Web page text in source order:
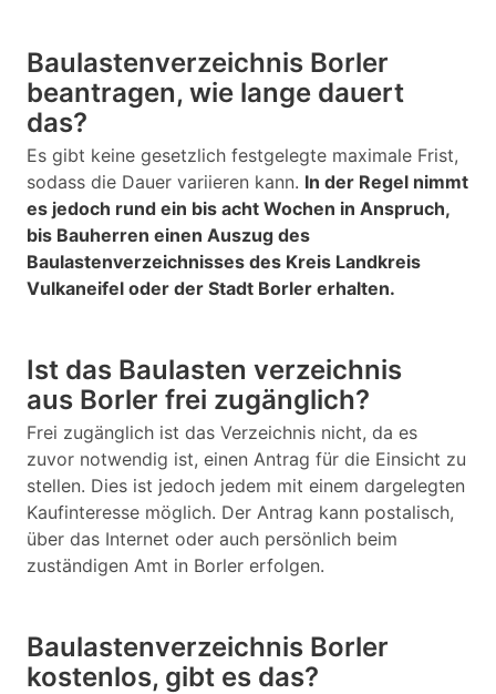
Baulastenverzeichnis Borler
beantragen, wie lange dauert
das?
Es gibt keine gesetzlich festgelegte maximale Frist,
sodass die Dauer variieren kann. In der Regel nimmt
es jedoch rund ein bis acht Wochen in Anspruch,
bis Bauherren einen Auszug des
Baulastenverzeichnisses des Kreis Landkreis
Vulkaneifel oder der Stadt Borler erhalten.
Ist das Baulasten verzeichnis
aus Borler frei zugänglich?
Frei zugänglich ist das Verzeichnis nicht, da es
zuvor notwendig ist, einen Antrag für die Einsicht zu
stellen. Dies ist jedoch jedem mit einem dargelegten
Kaufinteresse möglich. Der Antrag kann postalisch,
über das Internet oder auch persönlich beim
zuständigen Amt in Borler erfolgen.
Baulastenverzeichnis Borler
kostenlos, gibt es das?